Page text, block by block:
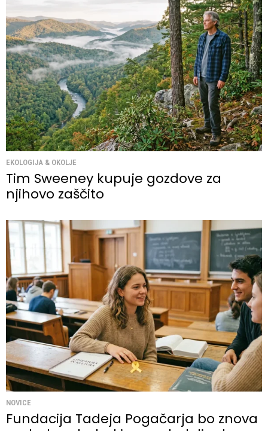
EKOLOGIJA & OKOLJE
Tim Sweeney kupuje gozdove za
njihovo zaščito
NOVICE
Fundacija Tadeja Pogačarja bo znova